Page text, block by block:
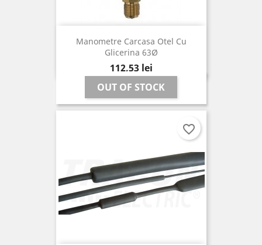
Manometre Carcasa Otel Cu
Glicerina 63Ø
Pret
112,53 lei
OUT OF STOCK
favorite_border